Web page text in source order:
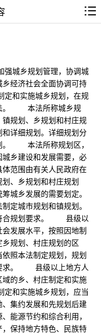
乡规划管理，协调城
经济社会全面协调可持
和实施城乡规划，在规
法。 本法所称城乡规
规划、乡规划和村庄规
详细规划。详细规划分
。 本法所称规划区，
乡建设和发展需要，必
范围由有关人民政府在
、乡规划和村庄规划
城乡发展的需要划定。
城市规划和镇规划。
合规划要求。 县级以
发展水平，按照因地制
规划、村庄规划的区
照本法制定规划，规划
求。 县级以上地方人
的乡、村庄制定和实施
实施城乡规划，应当
集约发展和先规划后建
能源节约和综合利用，
保持地方特色、民族特